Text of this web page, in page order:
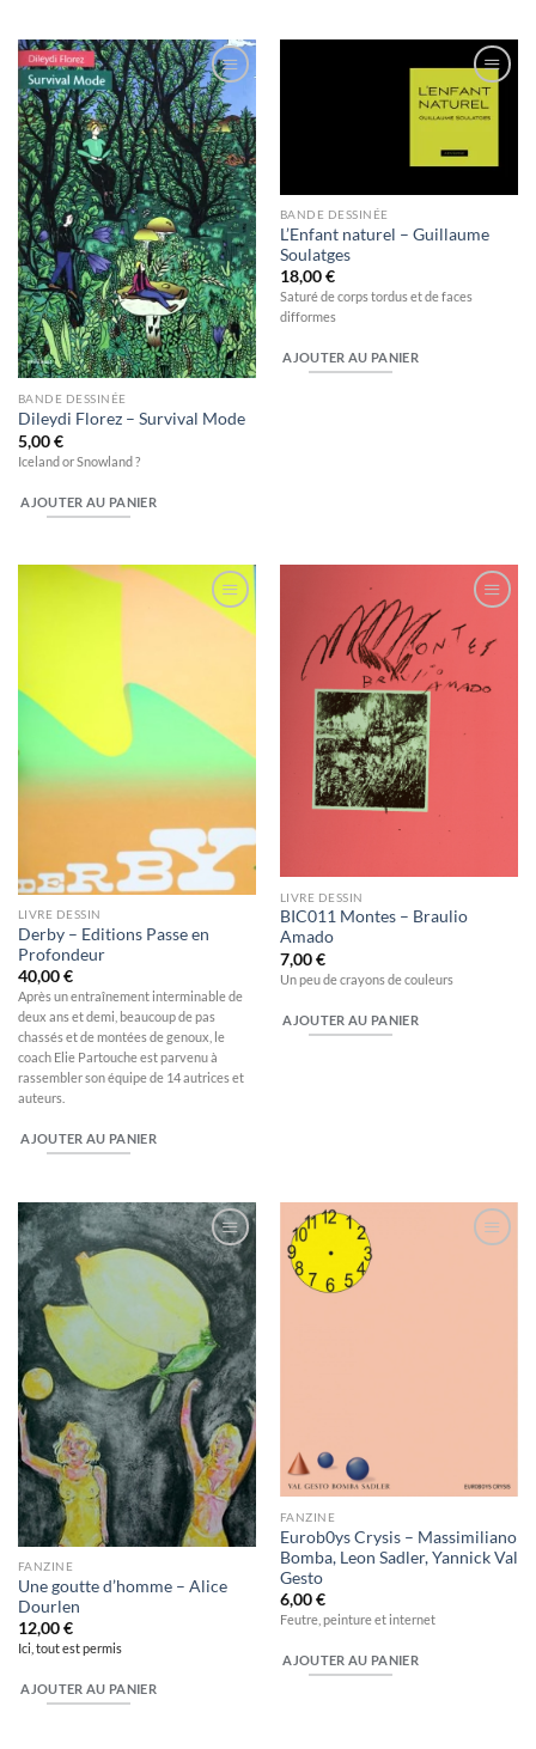
Ajouter
à la
wishlist
BANDE DESSINÉE
Dileydi Florez – Survival Mode
5,00€
Iceland or Snowland ?
AJOUTER AU PANIER
Ajouter
à la
BANDE DESSINÉE
L’Enfant naturel – Guillaume
Soulatges
18,00€
Saturé de corps tordus et de faces
difformes
AJOUTER AU PANIER
Ajouter
LIVRE DESSIN
Derby – Editions Passe en
Profondeur
40,00€
Après un entraînement interminable de
deux ans et demi, beaucoup de pas
chassés et de montées de genoux, le
coach Elie Partouche est parvenu à
rassembler son équipe de 14 autrices et
auteurs.
AJOUTER AU PANIER
Ajouter
à la
wishlist
LIVRE DESSIN
BIC011 Montes – Braulio
Amado
7,00€
Un peu de crayons de couleurs
AJOUTER AU PANIER
Ajouter
à la
wishlist
FANZINE
Une goutte d’homme – Alice
Dourlen
12,00€
Ici, tout est permis
AJOUTER AU PANIER
FANZINE
Eurob0ys Crysis – Massimiliano
Bomba, Leon Sadler, Yannick Val
Gesto
6,00€
Feutre, peinture et internet
AJOUTER AU PANIER